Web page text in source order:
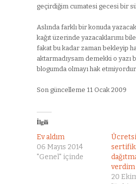
geçirdiğim cumatesi gecesi bir
Aslında farklı bir konuda
kağıt üzerinde yazacaklarımı bile
fakat bu kadar zaman bekleyip
aktarmadıysam demekki o yazı
blogumda olmayı hak etmiyordur.
Son güncelleme 11 Ocak 2009
İlgili
Ev aldım
06 Mayıs 2014
"Genel" içinde
verdim
20